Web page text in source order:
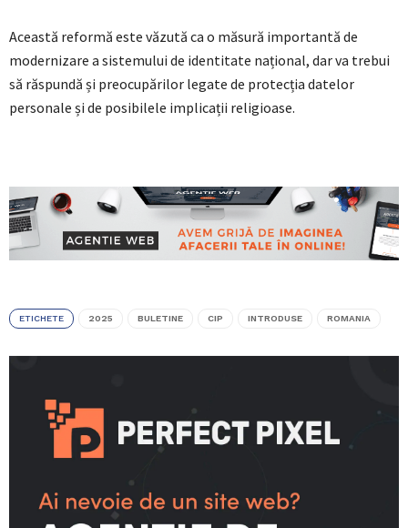
Această reformă este văzută ca o măsură importantă de
modernizare a sistemului de identitate național, dar va trebui
să răspundă și preocupărilor legate de protecția datelor
personale și de posibilele implicații religioase.
ETICHETE 2025 BULETINE CIP INTRODUSE ROMANIA